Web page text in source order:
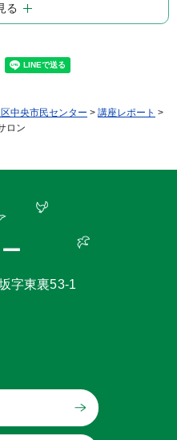
る
中央市民センター > 講座レポート >
ロン
字東裏53-1